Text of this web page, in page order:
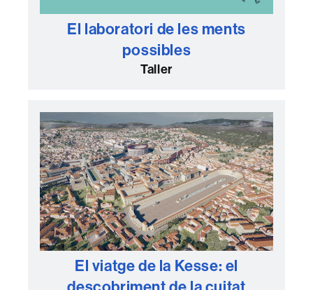
El laboratori de les ments
possibles
Taller
El viatge de la Kesse: el